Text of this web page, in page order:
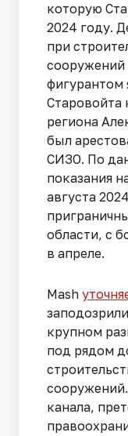
которую
2024 году.
при
сооружений
фигурантом
Старовойта
региона
был
СИЗО. По
показания
августа
области, с
в апреле.
Mash
крупном
под рядом
канала,